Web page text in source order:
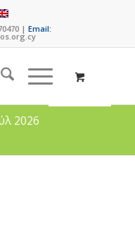
|Email:
2026